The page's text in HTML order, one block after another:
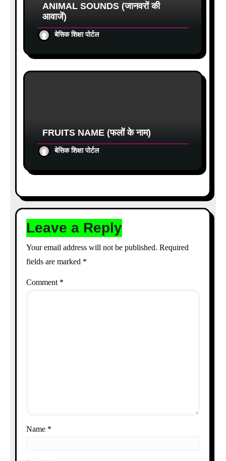
ANIMAL SOUNDS (जानवरों की
आवाजें)
बेसिक शिक्षा पोर्टल
FRUITS NAME (फलों के नाम)
बेसिक शिक्षा पोर्टल
Leave a Reply
Your email address will not be published. Required
fields are marked *
Comment *
Name *